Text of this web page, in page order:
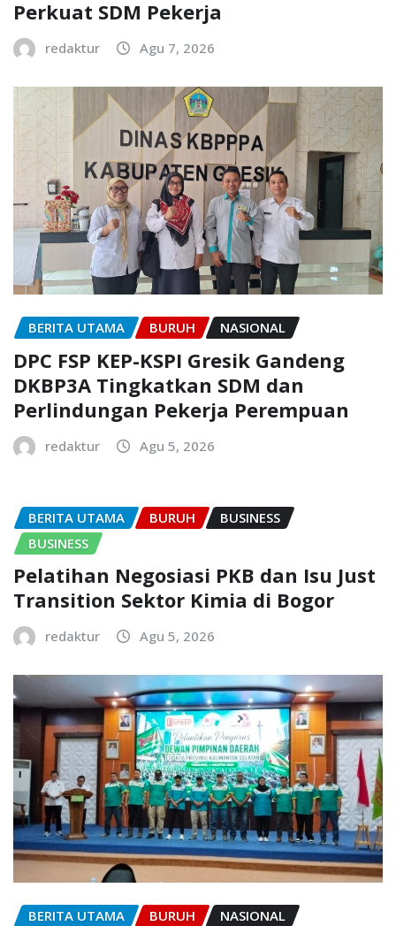
Perkuat SDM Pekerja
redaktur Agu 7, 2026
BERITA UTAMA BURUH NASIONAL
DPC FSP KEP-KSPI Gresik Gandeng
DKBP3A Tingkatkan SDM dan
Perlindungan Pekerja Perempuan
redaktur Agu 5, 2026
BERITA UTAMA BURUH
BUSINESS
BUSINESS
Pelatihan Negosiasi PKB dan Isu Just
Transition Sektor Kimia di Bogor
redaktur Agu 5, 2026
BERITA UTAMA BURUH NASIONAL